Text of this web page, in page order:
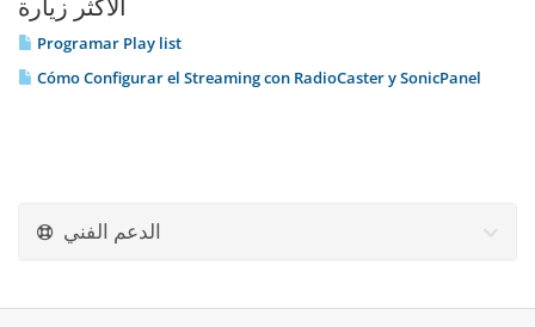
الأكثر زيارة
Programar Play list
Cómo Configurar el Streaming con RadioCaster y SonicPanel
الدعم الفني